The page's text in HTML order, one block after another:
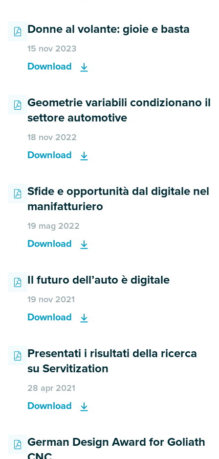
Donne al volante: gioie e basta
15 nov 2023
Download
Geometrie variabili condizionano il
settore automotive
18 nov 2022
Download
Sfide e opportunità dal digitale nel
manifatturiero
19 mag 2022
Download
Il futuro dell’auto è digitale
19 nov 2021
Download
Presentati i risultati della ricerca
su Servitization
28 apr 2021
Download
German Design Award for Goliath